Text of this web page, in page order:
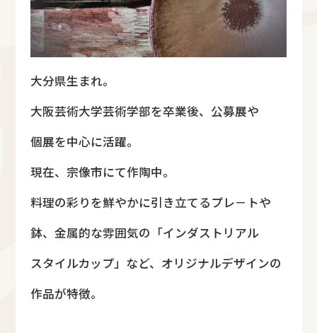
大分県生まれ。
大阪芸術大学芸術学部を卒業後、公募展や
個展を中心に活躍。
現在、宗像市にて作陶中。
料理の彩りを鮮やかに引き立てるプレ－トや
鉢、金属的な雰囲気の「インダストリアル
スタイルカップ」など、オリジナルデザインの
作品が特徴。